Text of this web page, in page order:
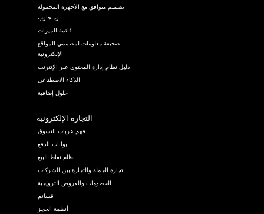
تصميم متوافق مع الأجهزة المحمولة
ومتجاوب
قائمة الميزات
صحيفة معلومات لمصممي المواقع
الإلكترونية
دليل نظام إدارة المحتوى عبر الإنترنت
الذكاء الاصطناعي
حلول إضافية
التجارة الإلكترونية
فهم عربات التسوق
بوابات الدفع
نظام نقاط البيع
تجارة الجملة والتجارة بين الشركات
الخصومات والعروض الترويجية
قسائم
أنظمة الحجز